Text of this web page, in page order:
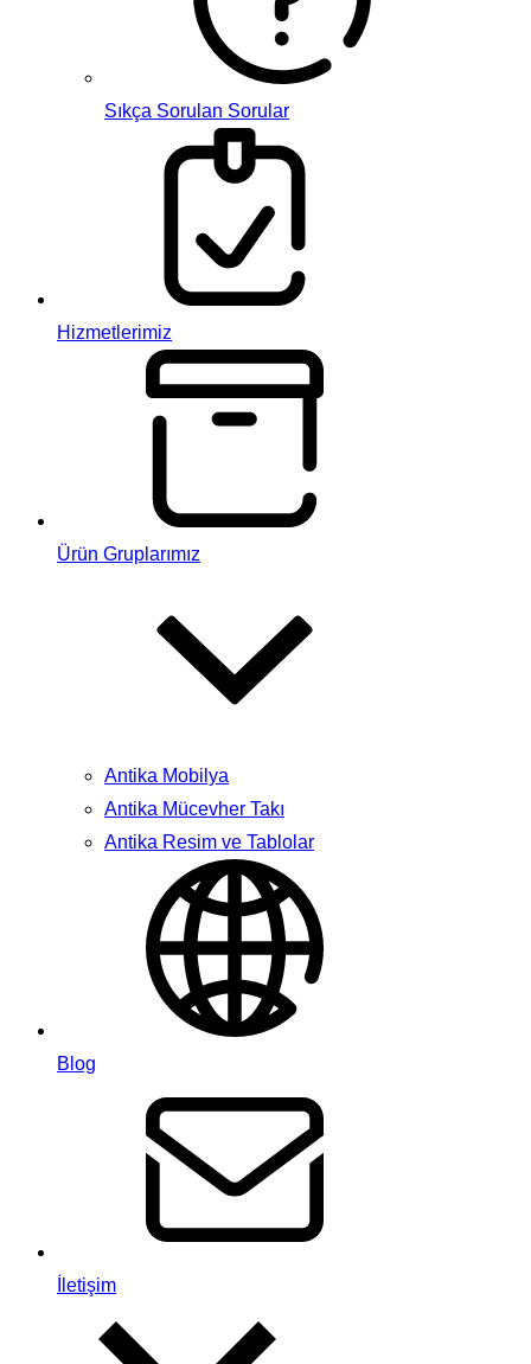
Sıkça Sorulan Sorular
Hizmetlerimiz
Ürün Gruplarımız
Antika Mobilya
Antika Mücevher Takı
Antika Resim ve Tablolar
Blog
İletişim